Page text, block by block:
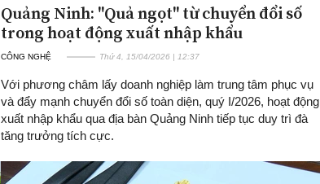
Quảng Ninh: "Quả ngọt" từ chuyển đổi số
trong hoạt động xuất nhập khẩu
CÔNG NGHỆ Thứ 4, 15/04/2026 | 12:37
Với phương châm lấy doanh nghiệp làm trung tâm phục vụ
và đẩy mạnh chuyển đổi số toàn diện, quý I/2026, hoạt động
xuất nhập khẩu qua địa bàn Quảng Ninh tiếp tục duy trì đà
tăng trưởng tích cực.